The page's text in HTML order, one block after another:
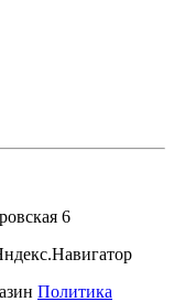
6
Политика